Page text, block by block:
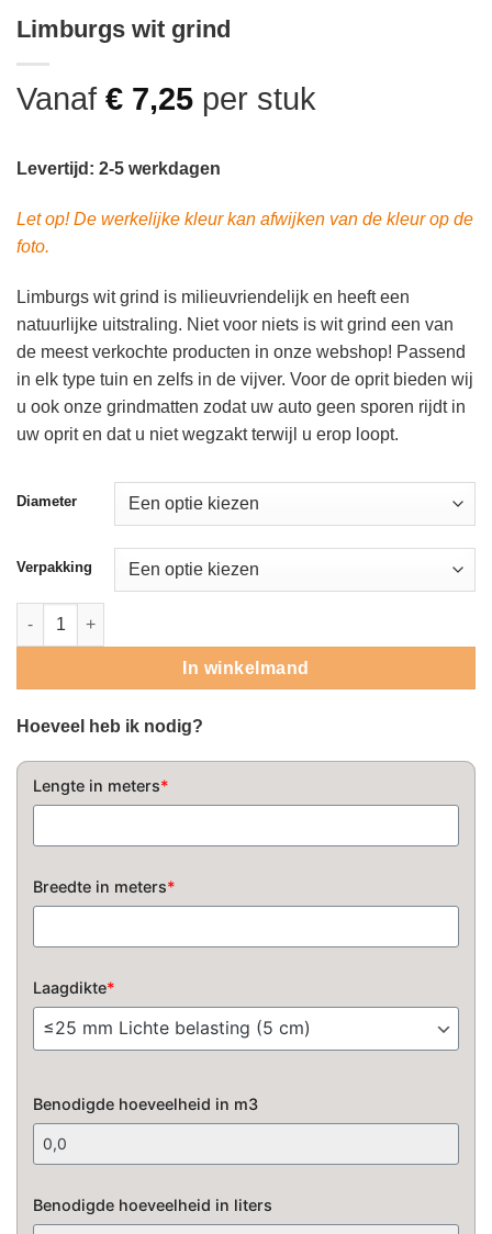
Limburgs wit grind
Vanaf € 7,25 per stuk
Levertijd: 2-5 werkdagen
Let op! De werkelijke kleur kan afwijken van de kleur op de
foto.
Limburgs wit grind is milieuvriendelijk en heeft een
natuurlijke uitstraling. Niet voor niets is wit grind een van
de meest verkochte producten in onze webshop! Passend
in elk type tuin en zelfs in de vijver. Voor de oprit bieden wij
u ook onze grindmatten zodat uw auto geen sporen rijdt in
uw oprit en dat u niet wegzakt terwijl u erop loopt.
Diameter
Verpakking
Limburgs wit grind aantal
In winkelmand
Hoeveel heb ik nodig?
Lengte in meters*
Breedte in meters*
Laagdikte*
Benodigde hoeveelheid in m3
Benodigde hoeveelheid in liters